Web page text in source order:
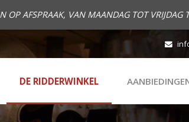
OP AFSPRAAK, VAN MAANDAG TOT VRIJDAG
DE RIDDERWINKEL